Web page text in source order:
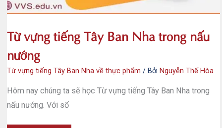
Từ vựng tiếng Tây Ban Nha trong nấu
nướng
Từ vựng tiếng Tây Ban Nha về thực phẩm / Bởi Nguyễn Thế Hòa
Hôm nay chúng ta sẽ học Từ vựng tiếng Tây Ban Nha trong
nấu nướng. Với số